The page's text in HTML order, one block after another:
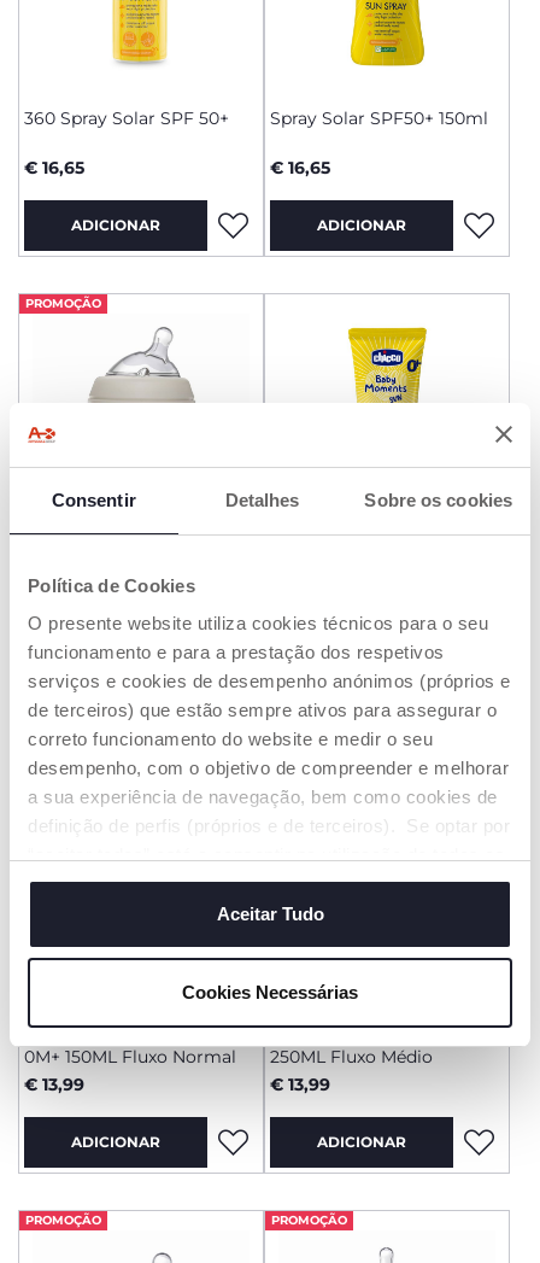
Consentir Detalhes Sobre os cookies
Política de Cookies
O presente website utiliza cookies técnicos para o seu
funcionamento e para a prestação dos respetivos
serviços e cookies de desempenho anónimos (próprios e
de terceiros) que estão sempre ativos para assegurar o
correto funcionamento do website e medir o seu
desempenho, com o objetivo de compreender e melhorar
a sua experiência de navegação, bem como cookies de
definição de perfis (próprios e de terceiros). Se optar por
cookies. Se quiser saber mais, alterar ou revogar o
consentimento de todos ou de alguns cookies, clique em
"mostrar detalhes". Ao fechar este aviso, está a
são necessários e essenciais para garantir o
funcionamento desta página.
Aceitar Tudo
Cookies Necessárias
360 Spray Solar SPF 50+
€ 16,65
ADICIONAR
Spray Solar SPF50+ 150ml
€ 16,65
ADICIONAR
PROMOÇÃO
Biberão NaturalFeeling
Vidro 0M+ 150ML Fluxo
Normal
€ 15,99
ADICIONAR
€ 14,15
ADICIONAR
PROMOÇÃO
+ CORES
Biberão NaturalFeeling
0M+ 150ML Fluxo Normal
€ 13,99
ADICIONAR
PROMOÇÃO
Biberão NaturalFeeling 2M+
250ML Fluxo Médio
€ 13,99
ADICIONAR
PROMOÇÃO PROMOÇÃO